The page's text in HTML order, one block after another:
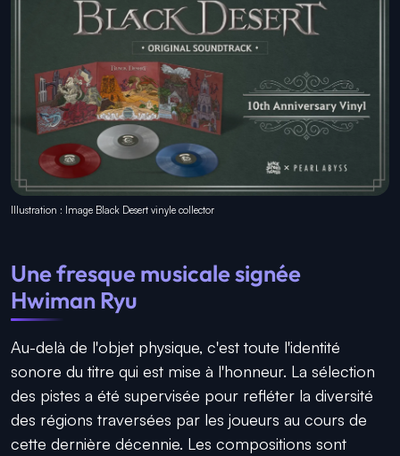
Illustration : Image Black Desert vinyle collector
Une fresque musicale signée
Hwiman Ryu
Au-delà de l'objet physique, c'est toute l'identité
sonore du titre qui est mise à l'honneur. La sélection
des pistes a été supervisée pour refléter la diversité
des régions traversées par les joueurs au cours de
cette dernière décennie. Les compositions sont